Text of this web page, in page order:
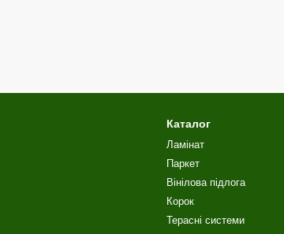
Каталог
Ламінат
Паркет
Вінілова пiдлога
Корок
Терасні системи